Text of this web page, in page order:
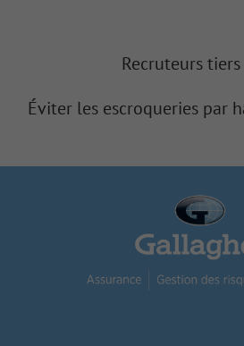
Recruteurs tiers
Éviter les escroqueries par